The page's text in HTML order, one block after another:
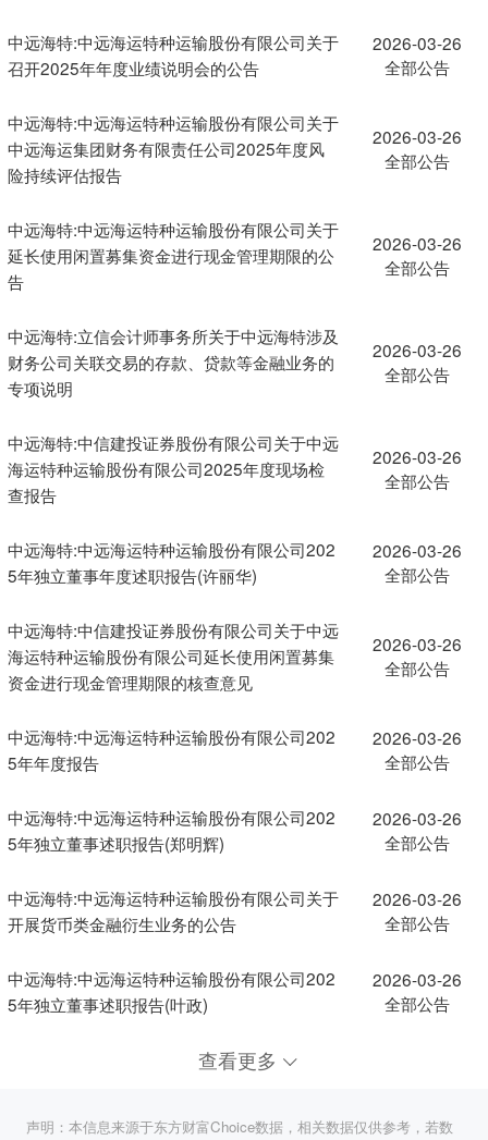
中远海特:中远海运特种运输股份有限公司关于
召开2025年年度业绩说明会的公告
2026-03-26
全部公告
中远海特:中远海运特种运输股份有限公司关于
中远海运集团财务有限责任公司2025年度风
险持续评估报告
2026-03-26
全部公告
中远海特:中远海运特种运输股份有限公司关于
延长使用闲置募集资金进行现金管理期限的公
告
2026-03-26
全部公告
中远海特:立信会计师事务所关于中远海特涉及
财务公司关联交易的存款、贷款等金融业务的
专项说明
2026-03-26
全部公告
中远海特:中信建投证券股份有限公司关于中远
海运特种运输股份有限公司2025年度现场检
查报告
2026-03-26
全部公告
中远海特:中远海运特种运输股份有限公司202
5年独立董事年度述职报告(许丽华)
2026-03-26
全部公告
中远海特:中信建投证券股份有限公司关于中远
海运特种运输股份有限公司延长使用闲置募集
资金进行现金管理期限的核查意见
2026-03-26
全部公告
中远海特:中远海运特种运输股份有限公司202
5年年度报告
2026-03-26
全部公告
中远海特:中远海运特种运输股份有限公司202
5年独立董事述职报告(郑明辉)
2026-03-26
全部公告
中远海特:中远海运特种运输股份有限公司关于
开展货币类金融衍生业务的公告
2026-03-26
全部公告
中远海特:中远海运特种运输股份有限公司202
5年独立董事述职报告(叶政)
2026-03-26
全部公告
查看更多
声明：本信息来源于东方财富Choice数据，相关数据仅供参考，若数